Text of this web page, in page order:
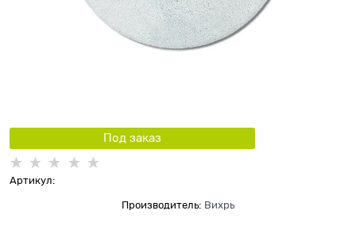
Под заказ
Артикул:
Производитель: Вихрь